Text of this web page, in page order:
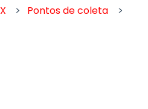
Pontos de coleta